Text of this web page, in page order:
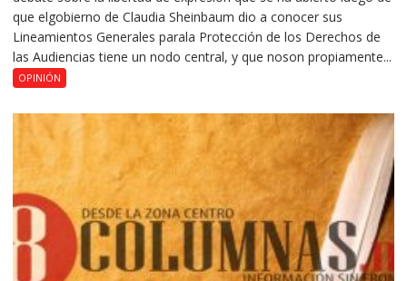
que elgobierno de Claudia Sheinbaum dio a conocer sus
Lineamientos Generales parala Protección de los Derechos de
las Audiencias tiene un nodo central, y que noson propiamente...
OPINIÓN